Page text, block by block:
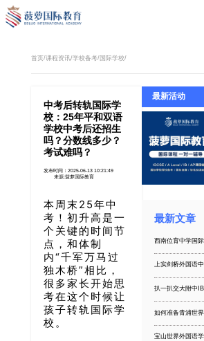
首页/课程资讯/学校备考/国际学校/
中考后转轨国际学
校：25年平和双语
学校中考后还招生
吗？分数线多少？
考试难吗？
发布时间：2025-06-13 10:21:49
来源:菠萝国际教育
本周末25年中
考！初升高是一
个关键的时间节
点，和体制
内“千军万马过
独木桥”相比，
很多家长开始思
考在这个时候让
孩子转轨国际学
校。
最新活动
最新文章